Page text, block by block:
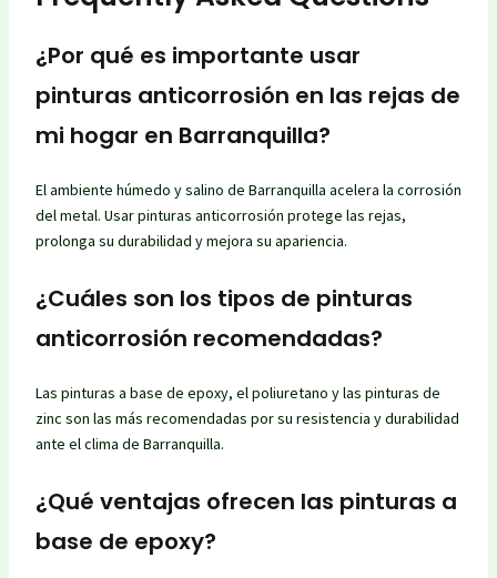
¿Por qué es importante usar
pinturas anticorrosión en las rejas de
mi hogar en Barranquilla?
El ambiente húmedo y salino de Barranquilla acelera la corrosión
del metal. Usar pinturas anticorrosión protege las rejas,
prolonga su durabilidad y mejora su apariencia.
¿Cuáles son los tipos de pinturas
anticorrosión recomendadas?
Las pinturas a base de epoxy, el poliuretano y las pinturas de
zinc son las más recomendadas por su resistencia y durabilidad
ante el clima de Barranquilla.
¿Qué ventajas ofrecen las pinturas a
base de epoxy?